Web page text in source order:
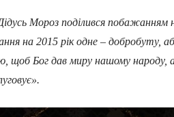
Мороз поділився побажанням
на 2015 рік одне – добробуту,
щоб Бог дав миру нашому народу,